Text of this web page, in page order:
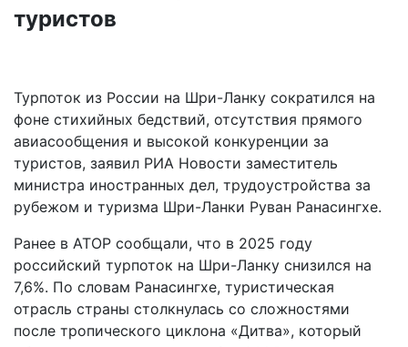
туристов
Турпоток из России на Шри-Ланку сократился на
фоне стихийных бедствий, отсутствия прямого
авиасообщения и высокой конкуренции за
туристов, заявил РИА Новости заместитель
министра иностранных дел, трудоустройства за
рубежом и туризма Шри-Ланки Руван Ранасингхе.
Ранее в АТОР сообщали, что в 2025 году
российский турпоток на Шри-Ланку снизился на
7,6%. По словам Ранасингхе, туристическая
отрасль страны столкнулась со сложностями
после тропического циклона «Дитва», который